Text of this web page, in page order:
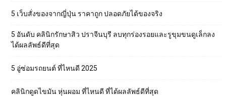
5 เว็บสั่งของจากญี่ปุ่น ราคาถูก ปลอดภัยได้ของจริง
5 อันดับ คลินิกรักษาสิว ปราจีนบุรี ลบทุกร่องรอยและรูขุมขนดูเล็กลง
ได้ผลลัพธ์ดีที่สุด
5 อู่ซ่อมรถยนต์ ที่ไหนดี 2025
คลินิกดูดไขมัน หุ่นผอม ที่ไหนดี ที่ได้ผลลัพธ์ดีที่สุด